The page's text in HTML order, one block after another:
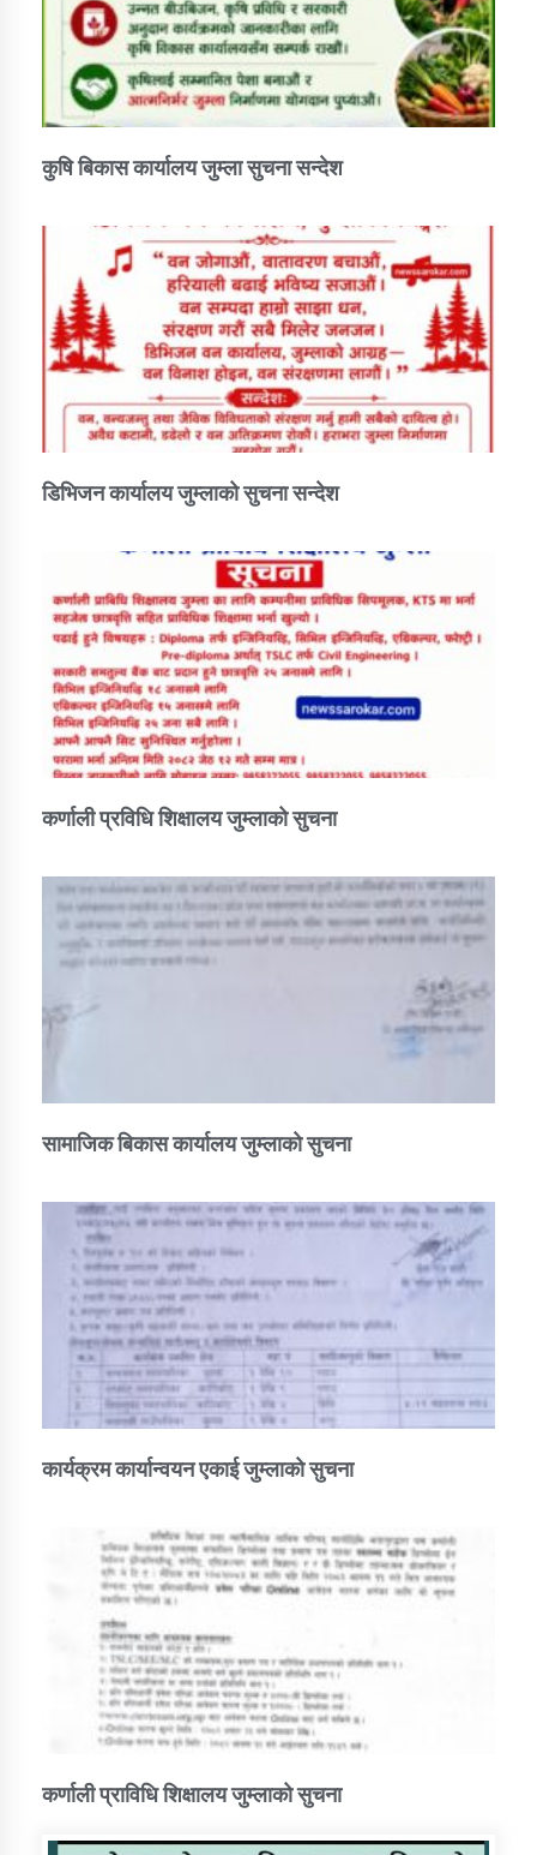
कुषि बिकास कार्यालय जुम्ला सुचना सन्देश
डिभिजन कार्यालय जुम्लाको सुचना सन्देश
कर्णाली प्रविधि शिक्षालय जुम्लाको सुचना
सामाजिक बिकास कार्यालय जुम्लाकाे सुचना
कार्यक्रम कार्यान्वयन एकाई जुम्लाको सुचना
कर्णाली प्राविधि शिक्षालय जुम्लाको सुचना